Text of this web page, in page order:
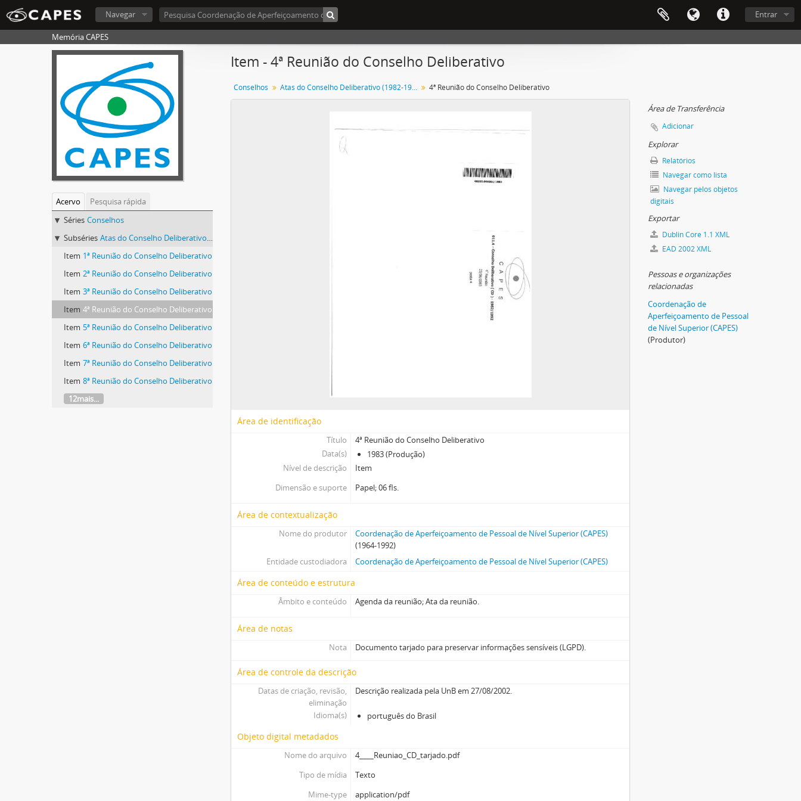
Entrar
Navegar
Memória CAPES
Acervo
Pesquisa rápida
Séries Conselhos
Subséries Atas do Conselho Deliberativo (1982-1992)
Item 1ª Reunião do Conselho Deliberativo
Item 2ª Reunião do Conselho Deliberativo
Item 3ª Reunião do Conselho Deliberativo
Item 4ª Reunião do Conselho Deliberativo
Item 5ª Reunião do Conselho Deliberativo
Item 6ª Reunião do Conselho Deliberativo
Item 7ª Reunião do Conselho Deliberativo
Item 8ª Reunião do Conselho Deliberativo
12mais...
Item - 4ª Reunião do Conselho Deliberativo
Conselhos Atas do Conselho Deliberativo (1982-1992) 4ª Reunião do Conselho Deliberativo
Área de identificação
Título
4ª Reunião do Conselho Deliberativo
Data(s)
1983 (Produção)
Nível de descrição
Item
Dimensão e suporte
Papel; 06 fls.
Área de contextualização
Nome do produtor
Coordenação de Aperfeiçoamento de Pessoal de Nível Superior (CAPES)
(1964-1992)
Entidade custodiadora
Coordenação de Aperfeiçoamento de Pessoal de Nível Superior (CAPES)
Área de conteúdo e estrutura
Âmbito e conteúdo Agenda da reunião; Ata da reunião.
Área de notas
Nota Documento tarjado para preservar informações sensíveis (LGPD).
Área de controle da descrição
Datas de criação, revisão,
eliminação
Descrição realizada pela UnB em 27/08/2002.
Idioma(s) português do Brasil
Objeto digital metadados
Nome do arquivo
4____Reuniao_CD_tarjado.pdf
Tipo de mídia
Texto
Mime-type
application/pdf
Área de Transferência
Adicionar
Explorar
Relatórios
Navegar como lista
Navegar pelos objetos
digitais
Exportar
Dublin Core 1.1 XML
EAD 2002 XML
Pessoas e organizações
relacionadas
Coordenação de
Aperfeiçoamento de Pessoal
de Nível Superior (CAPES)
(Produtor)